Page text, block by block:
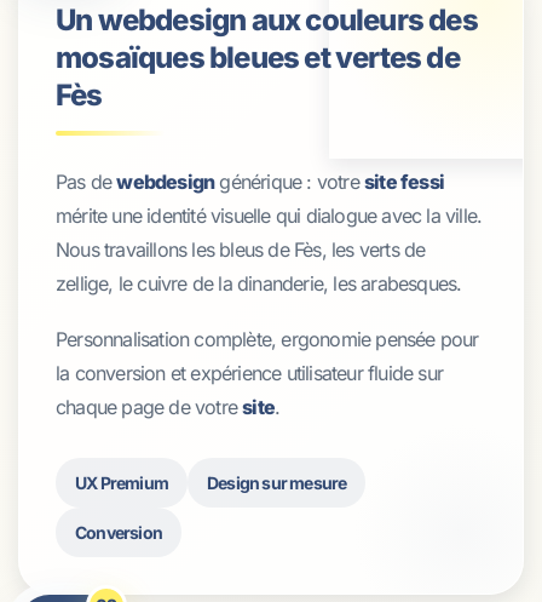
Un webdesign aux couleurs des
mosaïques bleues et vertes de
Fès
Pas dewebdesigngénérique : votresite fessi
mérite une identité visuelle qui dialogue avec la ville.
Nous travaillons les bleus de Fès, les verts de
zellige, le cuivre de la dinanderie, les arabesques.
Personnalisation complète, ergonomie pensée pour
la conversion et expérience utilisateur fluide sur
chaque page de votresite.
UX Premium Design sur mesure
Conversion